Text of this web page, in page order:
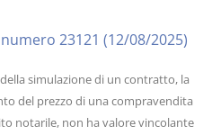
23121 (12/08/2025)
simulazione di un contratto, la
del prezzo di una compravendita
notarile, non ha valore vincolante